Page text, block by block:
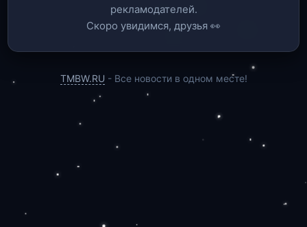
рекламодателей.
Скоро увидимся, друзья 👀
TMBW.RU - Все новости в одном месте!